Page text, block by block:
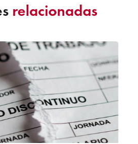
relacionadas